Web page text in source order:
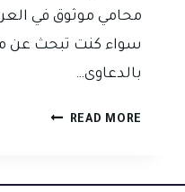
محامي موثوق في
سواء كنت تبحث
بالدعاوى…
READ MORE خدمات
ومتكاملة